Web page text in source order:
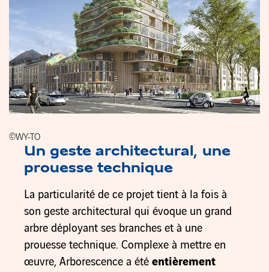
Un geste architectural, une
prouesse technique
La particularité de ce projet tient à la fois à
son geste architectural qui évoque un grand
arbre déployant ses branches et à une
prouesse technique. Complexe à mettre en
œuvre, Arborescence a été entièrement
©WY-TO